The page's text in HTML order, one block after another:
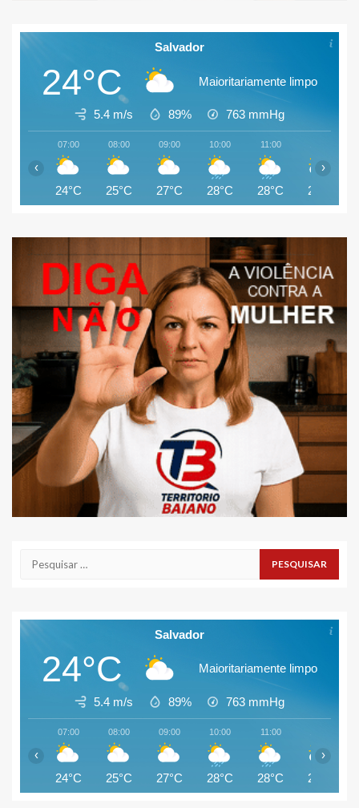
Salvador
24°C Maioritariamente limpo
5.4 m/s 89% 763 mmHg
07:00
24°C
08:00
25°C
09:00
27°C
10:00
28°C
11:00
28°C 29°C
‹ ›
Pesquisar
Salvador
24°C Maioritariamente limpo
5.4 m/s 89% 763 mmHg
07:00
24°C
08:00
25°C
09:00
27°C
10:00
28°C
11:00
28°C 29°C
‹ ›